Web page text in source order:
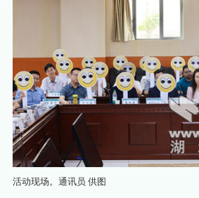
活动现场。通讯员 供图